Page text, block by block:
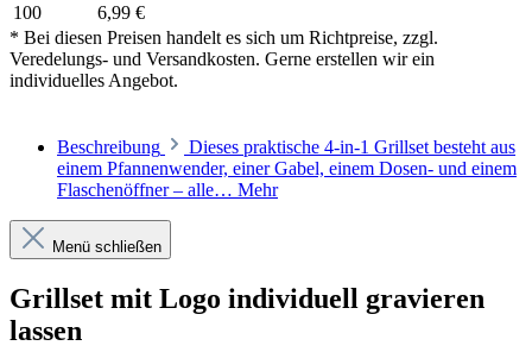
100
6,99 €
* Bei diesen Preisen handelt es sich um Richtpreise, zzgl.
Veredelungs- und Versandkosten. Gerne erstellen wir ein
individuelles Angebot.
Beschreibung
Dieses praktische 4-in-1 Grillset besteht aus
einem Pfannenwender, einer Gabel, einem Dosen- und einem
Flaschenöffner – alle… Mehr
Menü schließen
Grillset mit Logo individuell gravieren
lassen